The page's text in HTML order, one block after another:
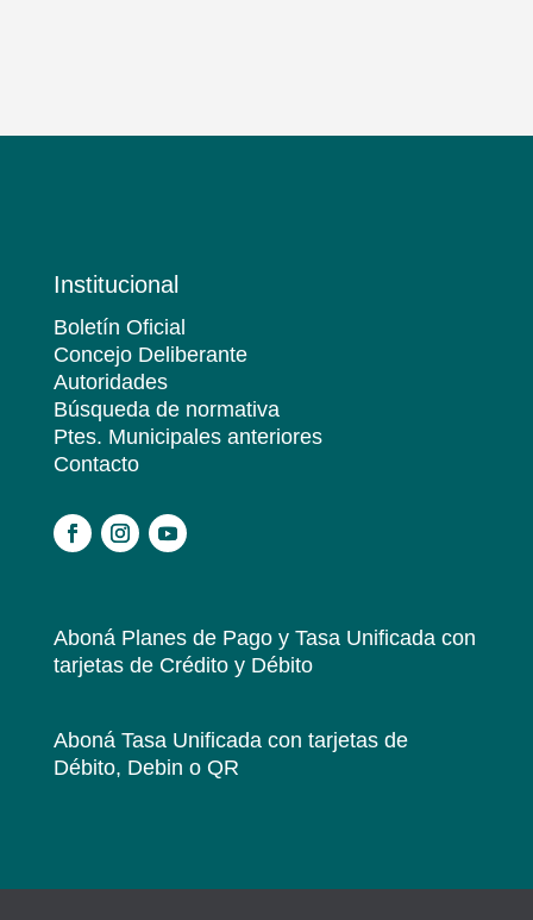
Institucional
Boletín Oficial
Concejo Deliberante
Autoridades
Búsqueda de normativa
Ptes. Municipales anteriores
Contacto
Aboná Planes de Pago y Tasa Unificadacon
tarjetas de Crédito y Débito
Aboná Tasa Unificadacon tarjetas de
Débito, Debin o QR